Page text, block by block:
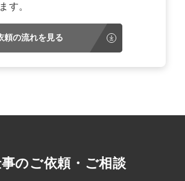
す。
頼の流れを見る
のご依頼・ご相談